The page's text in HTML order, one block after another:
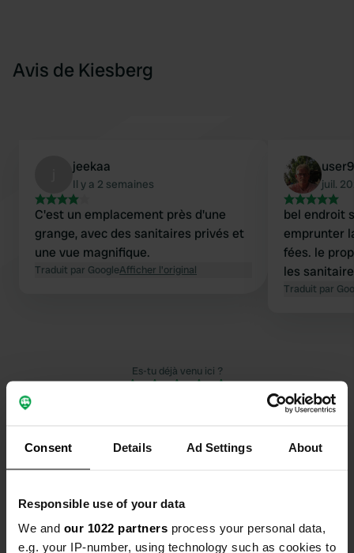
Consent Details Ad Settings About
Responsible use of your data
We and our 1022 partners process your personal data,
e.g. your IP-number, using technology such as cookies to
Avis de Kiesberg
jeekaa
Il y a 2 semaines
C'est un emplacement près d'une
grange, avec des sanitaires privés et
une vue magnifique.
Traduit par GoogleAfficher l'original
juil.
bel endroit
emprunter
fées. le
les
Traduit par
Es-tu déjà venu ici ?
Emplacement